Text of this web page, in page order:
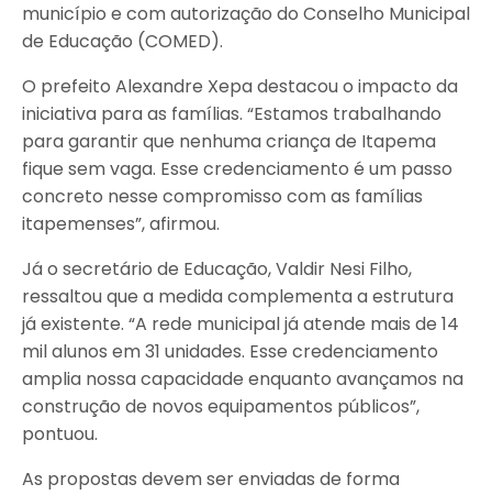
município e com autorização do Conselho Municipal
de Educação (COMED).
O prefeito Alexandre Xepa destacou o impacto da
iniciativa para as famílias. “Estamos trabalhando
para garantir que nenhuma criança de Itapema
fique sem vaga. Esse credenciamento é um passo
concreto nesse compromisso com as famílias
itapemenses”, afirmou.
Já o secretário de Educação, Valdir Nesi Filho,
ressaltou que a medida complementa a estrutura
já existente. “A rede municipal já atende mais de 14
mil alunos em 31 unidades. Esse credenciamento
amplia nossa capacidade enquanto avançamos na
construção de novos equipamentos públicos”,
pontuou.
As propostas devem ser enviadas de forma